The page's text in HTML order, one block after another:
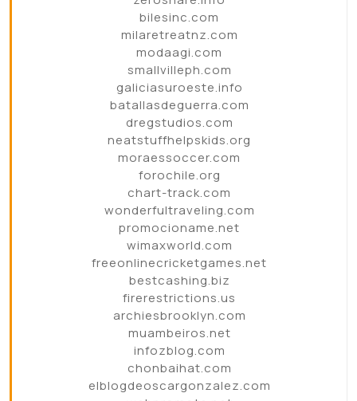
bilesinc.com
milaretreatnz.com
modaagi.com
smallvilleph.com
galiciasuroeste.info
batallasdeguerra.com
dregstudios.com
neatstuffhelpskids.org
moraessoccer.com
forochile.org
chart-track.com
wonderfultraveling.com
promocioname.net
wimaxworld.com
freeonlinecricketgames.net
bestcashing.biz
firerestrictions.us
archiesbrooklyn.com
muambeiros.net
infozblog.com
chonbaihat.com
elblogdeoscargonzalez.com